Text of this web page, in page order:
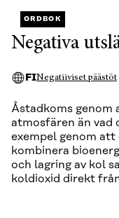
ORDBOK
Negativa
FINegatiiviset päästöt
Åstadkoms genom
atmosfären än vad
exempel genom att
kombinera
och lagring av kol
koldioxid direkt